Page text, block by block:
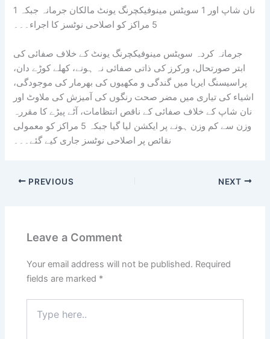
1 نان شاپ اور 1 سویٹس مینوفیکچرنگ یونٹ مالکان جرمانہ جبکہ
5 مراکز کو اصلاحی نوٹسز کا اجراء۔۔۔
جرمانہ کردہ سویٹس مینوفیکچرنگ یونٹ کے خلاف صفائی کی
ابتر صورتحال، ورکرز کی ذاتی صفائی نہ ہونے، کھلے کوڑے دان،
پراسیسنگ ایریا میں گندگی و مکھیوں کی بھرمار کی موجودگی،
اشیاء کی تیاری میں مضر صحت رنگوں کی آمیزش کی ملاوٹ اور
نان شاپ کے خلاف صفائی کے ناقص انتظامات، آٹے پیڑے کا مقررہ
وزن سے کم وزن ہونے پر ایکشن لیا گیا جبکہ 5 مراکز کو معمولی
نقائص پر اصلاحی نوٹسز جاری کیے گئے۔۔۔
PREVIOUS NEXT
Leave a Comment
Your email address will not be published. Required
fields are marked *
here..